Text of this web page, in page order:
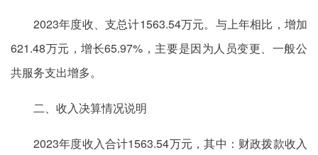
2023年度收、支总计1563.54万元。与上年相比，增加
621.48万元，增长65.97%，主要是因为人员变更、一般公
共服务支出增多。
二、收入决算情况说明
2023年度收入合计1563.54万元，其中：财政拨款收入